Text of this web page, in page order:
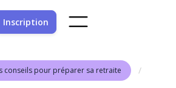
Inscription
conseils pour préparer sa retraite /